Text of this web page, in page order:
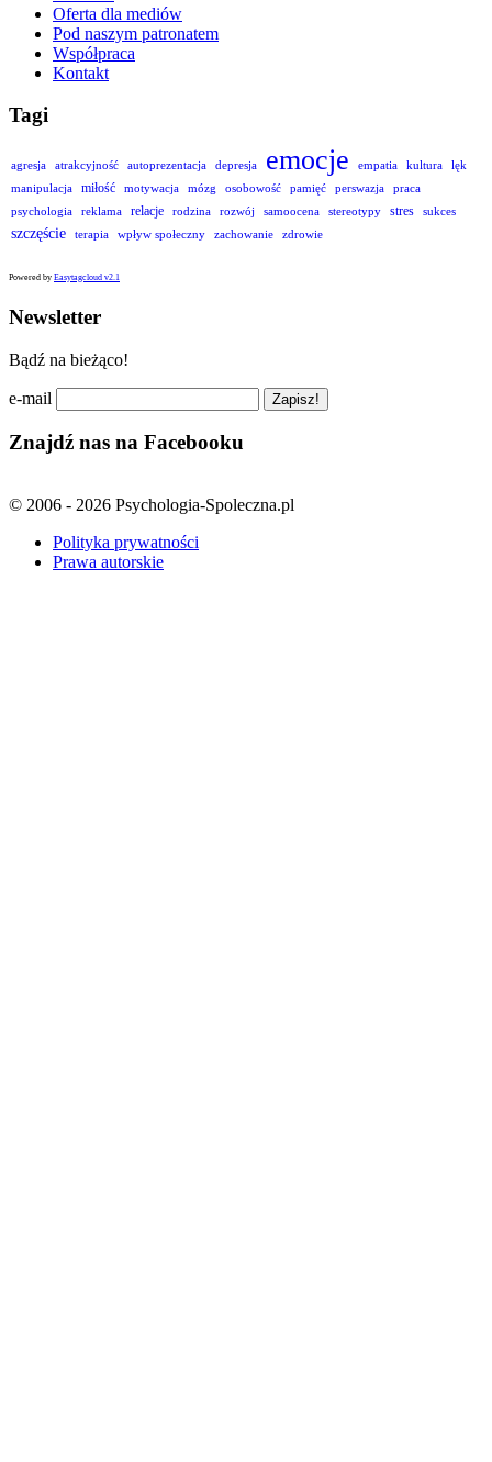
Oferta dla mediów
Pod naszym patronatem
Współpraca
Kontakt
Tagi
agresja atrakcyjność autoprezentacja depresja emocje empatia kultura
lęk
manipulacja
miłość motywacja mózg osobowość pamięć perswazja
praca
psychologia
reklama relacje rodzina rozwój samoocena stereotypy stres sukces
szczęście terapia wpływ społeczny zachowanie zdrowie
Powered by Easytagcloud v2.1
Newsletter
Bądź na bieżąco!
e-mail
Znajdź nas na Facebooku
© 2006 - 2026 Psychologia-Spoleczna.pl
Polityka prywatności
Prawa autorskie